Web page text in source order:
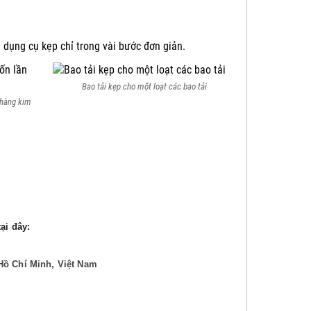
cụ kẹp chỉ trong vài bước đơn giản.
kim
Bao tải kẹp cho một loạt các bao tải
đây:
Chí Minh, Việt Nam